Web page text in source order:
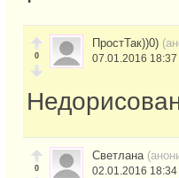
0
ПростТак))0)
07.01.2016 18:37
0
Светлана
02.01.2016 18:34